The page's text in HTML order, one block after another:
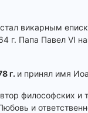
викарным
г. Папа Павел VI
г. и принял имя
философских и
и